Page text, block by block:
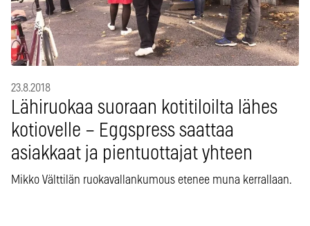
23.8.2018
Lähiruokaa suoraan kotitiloilta lähes
kotiovelle – Eggspress saattaa
asiakkaat ja pientuottajat yhteen
Mikko Välttilän ruokavallankumous etenee muna kerrallaan.